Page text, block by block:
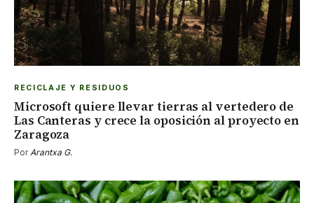
RECICLAJE Y RESIDUOS
Microsoft quiere llevar tierras al vertedero de
Las Canteras y crece la oposición al proyecto en
Zaragoza
Por Arantxa G.